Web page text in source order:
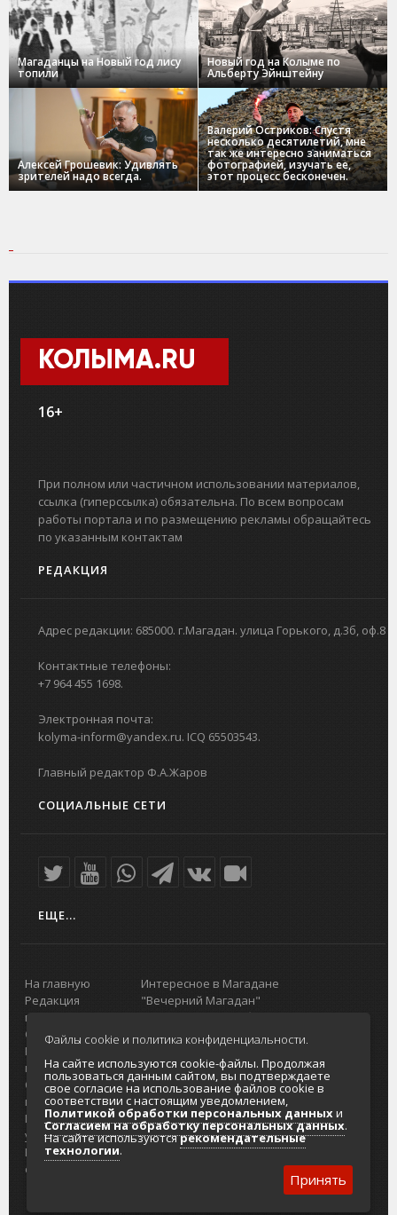
Магаданцы на Новый год лису
топили
Новый год на Колыме по
Альберту Эйнштейну
Алексей Грошевик: Удивлять
зрителей надо всегда.
Валерий Остриков: Спустя
несколько десятилетий, мне
так же интересно заниматься
фотографией, изучать ее,
этот процесс бесконечен.
КОЛЫМА.RU
16+
При полном или частичном использовании материалов,
ссылка (гиперссылка) обязательна. По всем вопросам
работы портала и по размещению рекламы обращайтесь
по указанным контактам
РЕДАКЦИЯ
Адрес редакции: 685000. г.Магадан. улица Горького, д.3б, оф.8
Контактные телефоны:
+7 964 455 1698.
Электронная почта:
kolyma-inform@yandex.ru. ICQ 65503543.
Главный редактор Ф.А.Жаров
СОЦИАЛЬНЫЕ СЕТИ
ЕЩЕ...
На главную
Редакция
портала
О проекте
Реклама на
портале
Отзывы и
предложения
Интернет-
услуги
Разработка
сайтов
Интересное в Магадане
"Вечерний Магадан"
Городская доска объявлений
Реклама
Главный туристический портал
Колымы
Политика в отношении обработки
персональных данных
Согласие на обработку персональных
данных
Файлы cookie и политика конфиденциальности.
На сайте используются cookie-файлы. Продолжая
пользоваться данным сайтом, вы подтверждаете
свое согласие на использование файлов cookie в
соответствии с настоящим уведомлением,
Политикой обработки персональных данныхи
Согласием на обработку персональных данных.
На сайте используютсярекомендательные
технологии.
Принять